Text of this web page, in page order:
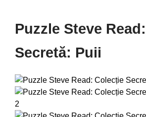
Puzzle Steve
Secretă: Puii